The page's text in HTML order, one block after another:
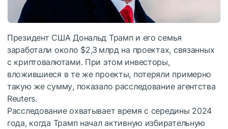
Президент США Дональд Трамп и его семья
заработали около $2,3 млрд на проектах, связанных
с криптовалютами. При этом инвесторы,
вложившиеся в те же проекты, потеряли примерно
такую же сумму, показало расследование агентства
Reuters.
Расследование охватывает время с середины 2024
года, когда Трамп начал активную избирательную